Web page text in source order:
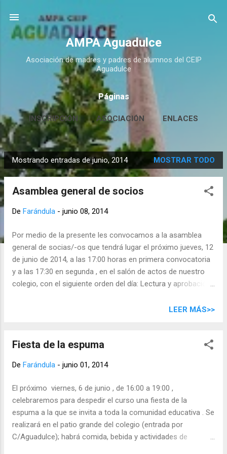
Ir al contenido principal
AMPA Aguadulce
Asociación de madres y padres de alumnos del CEIP
Aguadulce
Páginas
INSCRIPCIÓN ASOCIACIÓN ENLACES
CONTACTO MÁS… HUERTO ESCOLAR
E
n
Mostrando entradas de junio, 2014 MOSTRAR TODO
Asamblea general de socios
De Farándula - junio 08, 2014
Por medio de la presente les convocamos a la asamblea
general de socias/-os que tendrá lugar el próximo jueves, 12
de junio de 2014, a las 17:00 horas en primera convocatoria
y a las 17:30 en segunda , en el salón de actos de nuestro
colegio, con el siguiente orden del día: Lectura y aprobación
2013-2014 Memoria de actividades realizadas por el AMPA
LEER MÁS>>
Fiesta de la espuma
De Farándula - junio 01, 2014
El próximo viernes, 6 de junio , de 16:00 a 19:00 ,
celebraremos para despedir el curso una fiesta de la
espuma a la que se invita a toda la comunidad educativa . Se
realizará en el patio grande del colegio (entrada por
C/Aguadulce); habrá comida, bebida y actividades de